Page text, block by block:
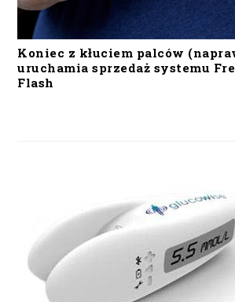
Koniec z kłuciem palców
uruchamia sprzedaż systemu
Flash